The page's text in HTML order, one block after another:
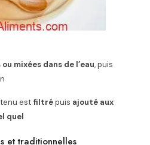
mixées dans de l’eau, puis
est filtrépuis ajouté aux
quel
et traditionnelles